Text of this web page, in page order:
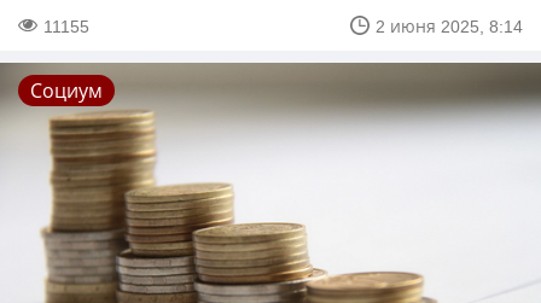
11155 2 июня 2025, 8:14
Социум